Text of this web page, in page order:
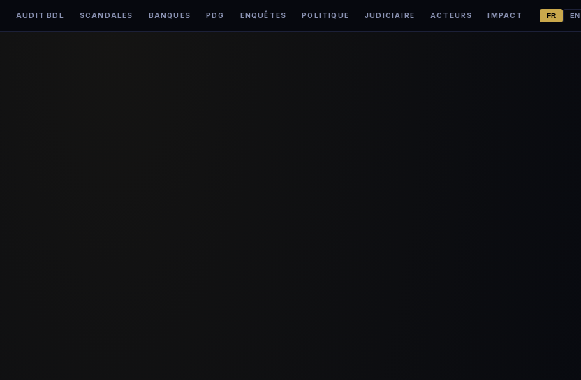
AUDIT BDL SCANDALES BANQUES PDG ENQUÊTES POLITIQUE JUDICIAIRE ACTEURS IMPACT FR EN